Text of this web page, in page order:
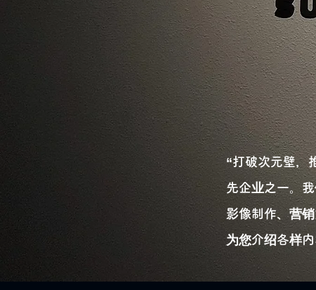
“打破次元壁，
先企业之一。
影像制作、营
为您介绍各样